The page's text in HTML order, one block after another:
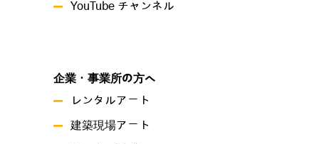
YouTube チャンネル
企業・事業所の方へ
レンタルアート
建築現場アート